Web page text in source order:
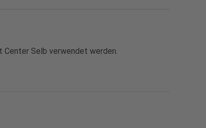
Center Selb verwendet werden.